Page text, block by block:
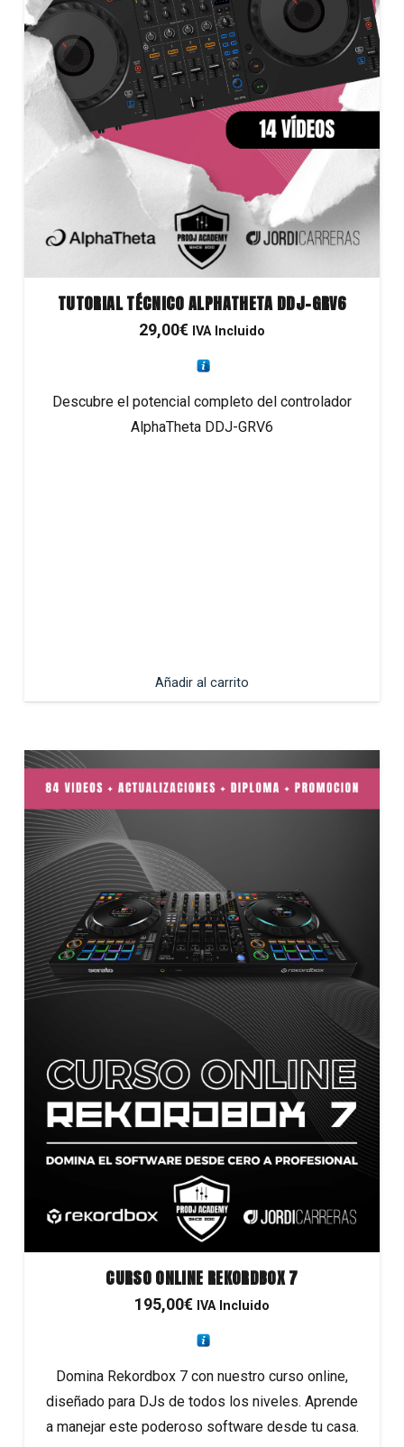
TUTORIAL TÉCNICO ALPHATHETA DDJ-GRV6
29,00€ IVA Incluido
Descubre el potencial completo del controlador
AlphaTheta DDJ-GRV6
Añadir al carrito
CURSO ONLINE REKORDBOX 7
195,00€ IVA Incluido
Domina Rekordbox 7 con nuestro curso online,
diseñado para DJs de todos los niveles. Aprende
a manejar este poderoso software desde tu casa.